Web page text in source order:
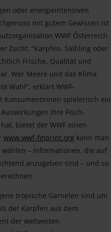
oder energieintensiven
mit gutem Gewissen ist
WWF Österreich
Zucht: "Karpfen, Saibling oder
Frische, Qualität und
Wer Meere und das Klima
Wahl", erklärt WWF-
KonsumentInnen spielerisch ein
ihre Fisch-
bietet der WWF einen
www.wwf-finprint.org kann man
– Informationen, die auf
anzugeben sind – und so
tropische Garnelen sind um
der Karpfen aus dem
der weltweiten